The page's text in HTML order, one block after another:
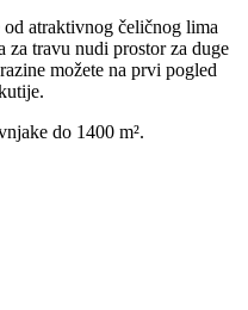
atraktivnog čeličnog lima
za travu nudi prostor za duge
možete na prvi pogled
do 1400 m².